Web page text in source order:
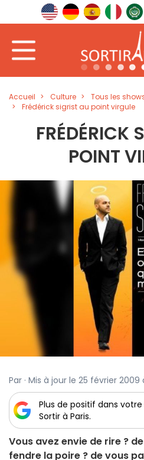
Accueil Culture
Tous les
Frédérick sigrist au point virgule
FRÉDÉRICK
POINT
Par · Mis à jour le 25 février 2009
Plus de positif dans
Sortir à Paris.
Vous avez envie de rire ?
fendre la poire ? de vous